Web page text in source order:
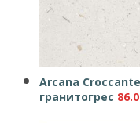
Arcana
гранитогрес